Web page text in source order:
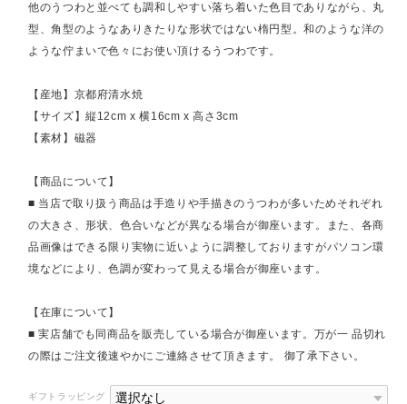
他のうつわと並べても調和しやすい落ち着いた色目でありながら、丸
型、角型のようなありきたりな形状ではない楕円型。和のような洋の
ような佇まいで色々にお使い頂けるうつわです。
【産地】京都府清水焼
【サイズ】縦12cm x 横16cm x 高さ3cm
【素材】磁器
【商品について】
■ 当店で取り扱う商品は手造りや手描きのうつわが多いためそれぞれ
の大きさ、形状、色合いなどが異なる場合が御座います。また、各商
品画像はできる限り実物に近いように調整しておりますがパソコン環
境などにより、色調が変わって見える場合が御座います。
【在庫について】
■ 実店舗でも同商品を販売している場合が御座います。万が一 品切れ
の際はご注文後速やかにご連絡させて頂きます。 御了承下さい。
ギフトラッピング